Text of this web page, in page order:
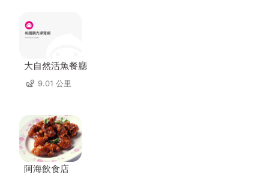
大自然活魚餐廳
9.01 公里
阿海飲食店